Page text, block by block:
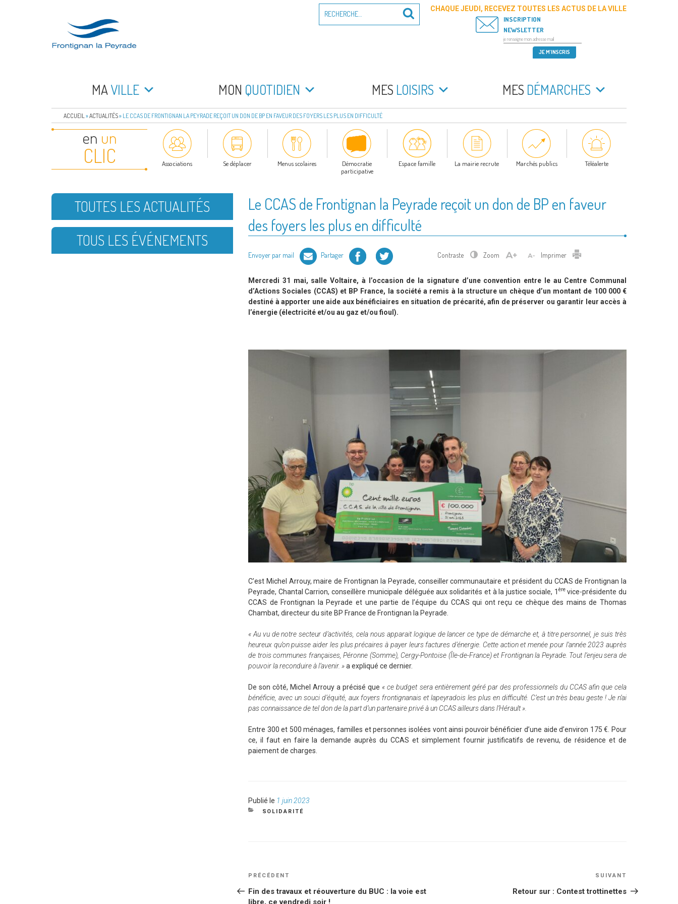
FRONTIGNAN LA PEYRADE
pour
Recherche
CHAQUE JEUDI, RECEVEZ TOUTES LES ACTUS DE LA VILLE
INSCRIPTION
NEWSLETTER
MAVILLE MON QUOTIDIEN MES LOISIRS MES DÉMARCHES
ACCUEIL »ACTUALITÉS» LE CCAS DE FRONTIGNAN LA PEYRADE REÇOIT UN DON DE BP EN FAVEUR DES FOYERS LES PLUS EN DIFFICULTÉ
en un
CLIC Associations Se déplacer Menus scolaires
Démocratie
participative
Espace famille La mairie recrute Marchés publics Téléalerte
Le CCAS de Frontignan la Peyrade reçoit un don de BP en faveur
des foyers les plus en difficulté
Envoyer par mail Partager Facebook Twitter Contraste Zoom Imprimer Imprimer
Mercredi 31 mai, salle Voltaire, à l’occasion de la signature d’une convention entre le au Centre Communal
d’Actions Sociales (CCAS) et BP France, la société a remis à la structure un chèque d’un montant de 100 000 €
destiné à apporter une aide aux bénéficiaires en situation de précarité, afin de préserver ou garantir leur accès à
l’énergie (électricité et/ou au gaz et/ou fioul).
C’est Michel Arrouy, maire de Frontignan la Peyrade, conseiller communautaire et président du CCAS de Frontignan la
Peyrade, Chantal Carrion, conseillère municipale déléguée aux solidarités et à la justice sociale, 1 èrevice-présidente du
CCAS de Frontignan la Peyrade et une partie de l’équipe du CCAS qui ont reçu ce chèque des mains de Thomas
Chambat, directeur du site BP France de Frontignan la Peyrade.
« Au vu de notre secteur d’activités, cela nous apparait logique de lancer ce type de démarche et, à titre personnel, je suis très
heureux qu’on puisse aider les plus précaires à payer leurs factures d’énergie. Cette action et menée pour l’année 2023 auprès
de trois communes françaises, Péronne (Somme), Cergy-Pontoise (Île-de-France) et Frontignan la Peyrade. Tout l’enjeu sera de
pouvoir la reconduire à l’avenir. »a expliqué ce dernier.
De son côté, Michel Arrouy a précisé que « ce budget sera entièrement géré par des professionnels du CCAS afin que cela
bénéficie, avec un souci d’équité, aux foyers frontignanais et lapeyradois les plus en difficulté. C’est un très beau geste ! Je n’ai
pas connaissance de tel don de la part d’un partenaire privé à un CCAS ailleurs dans l’Hérault ».
Entre 300 et 500 ménages, familles et personnes isolées vont ainsi pouvoir bénéficier d’une aide d’environ 175 €. Pour
ce, il faut en faire la demande auprès du CCAS et simplement fournir justificatifs de revenu, de résidence et de
paiement de charges.
Publié le Publié
le
1 juin 2023
CATÉGORIES
SOLIDARITÉ
NAVIGATION
DE
L’ARTICLE
Article
PRÉCÉDENT
Fin des travaux et réouverture du BUC : la voie est
libre, ce vendredi soir !
SUIVANT
Retour sur : Contest trottinettes
TOUTES LES ACTUALITÉS
TOUS LES ÉVÉNEMENTS